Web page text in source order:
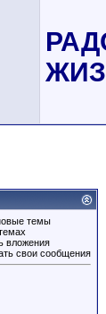
темы
вложения
свои сообщения